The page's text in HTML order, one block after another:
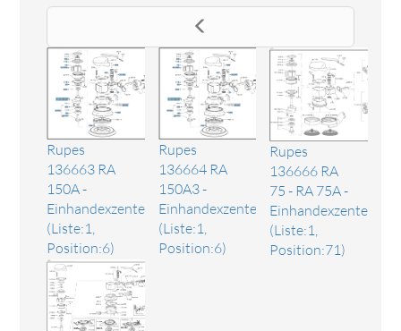
Rupes
136663 RA
150A -
Einhandexzenterschleifer
(Liste:1,
Position:6)
Rupes
136664 RA
150A3 -
Einhandexzenterschleifer
(Liste:1,
Position:6)
Rupes
136666 RA
75 - RA 75A -
(Liste:1,
Position:71)